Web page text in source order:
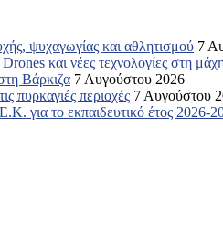
ψυχαγωγίας και αθλητισμού 7
και νέες τεχνολογίες στη
Βάρκιζα 7 Αυγούστου 2026
πυρκαγιές περιοχές 7 Αυγούστου
για το εκπαιδευτικό έτος 2026-